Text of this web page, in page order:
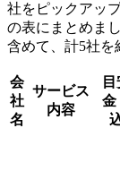
社をピックアッ
の表にまとめま
含めて、計5社を
会
社
名
サービス
内容
金